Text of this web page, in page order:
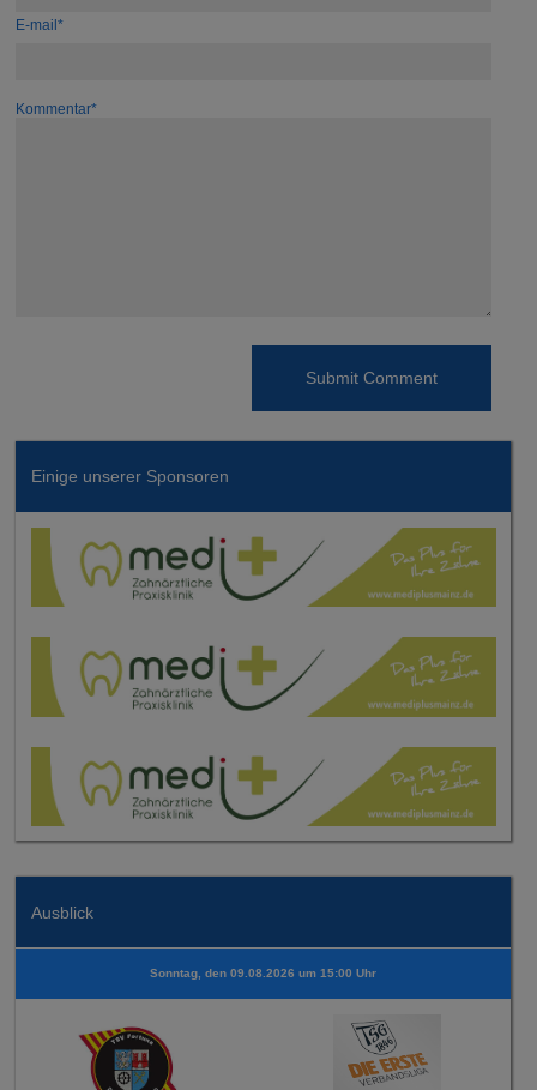
E-mail*
Kommentar*
Einige unserer Sponsoren
Ausblick
Sonntag, den 09.08.2026 um 15:00 Uhr